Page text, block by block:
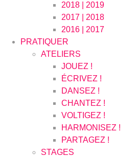
2018 | 2019
2017 | 2018
2016 | 2017
PRATIQUER
ATELIERS
JOUEZ !
ÉCRIVEZ !
DANSEZ !
CHANTEZ !
VOLTIGEZ !
HARMONISEZ !
PARTAGEZ !
STAGES